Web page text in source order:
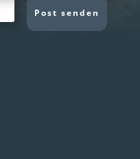
Post senden